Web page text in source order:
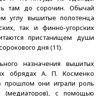
там до сорочин. Обычай
углу вышитые полотенца
так и финно-угорских
пристанищем души
дня (11).
назначения вышитых
обрядах А. П. Косменко
прошлом они играли роль
(медиаторов), с помощью